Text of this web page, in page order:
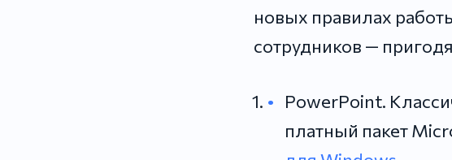
новых правилах
сотрудников —
PowerPoint.
платный пакет